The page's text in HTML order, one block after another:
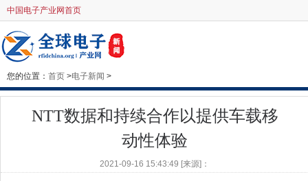
中国电子产业网首页
您的位置： 首页 >电子新闻 >
NTT数据和持续合作以提供车载移
动性体验
2021-09-16 15:43:49 [来源]：